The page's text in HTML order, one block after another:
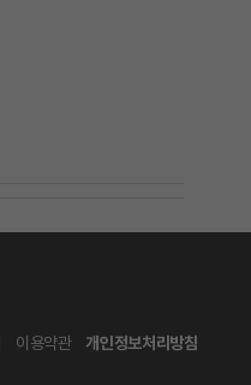
이용약관
개인정보처리방침